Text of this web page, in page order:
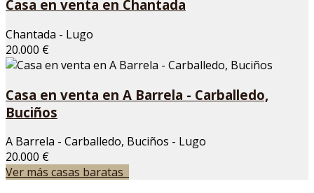
Casa en venta en Chantada
Chantada - Lugo
20.000 €
Casa en venta en A Barrela - Carballedo,
Buciños
A Barrela - Carballedo, Buciños - Lugo
20.000 €
Ver más casas baratas